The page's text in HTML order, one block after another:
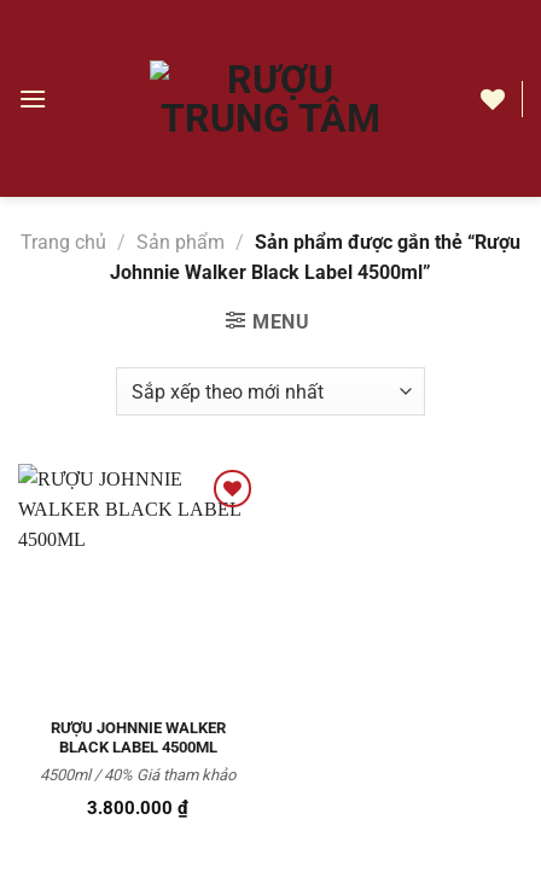
dungRượu
Label
Trang chủ / Sản phẩm / Sản phẩm được gắn thẻ “Rượu
Johnnie Walker Black Label 4500ml”
MENU
RƯỢU JOHNNIE WALKER
BLACK LABEL 4500ML
3.800.000₫
4500ml / 40% Giá tham khảo